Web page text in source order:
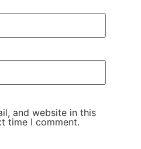
and website in this
time I comment.